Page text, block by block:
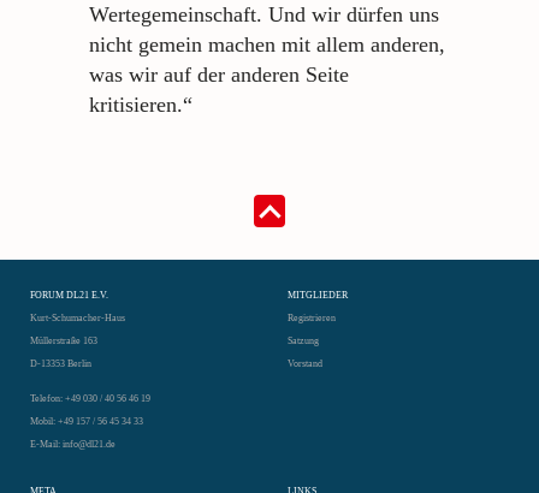
Wertegemeinschaft. Und wir dürfen uns
nicht gemein machen mit allem anderen,
was wir auf der anderen Seite
kritisieren.“
FORUM DL21 E.V.
Kurt-Schumacher-Haus
Müllerstraße 163
D-13353 Berlin
Telefon: +49 030 / 40 56 46 19
Mobil: +49 157 / 56 45 34 33
E-Mail: info@dl21.de
MITGLIEDER
Registrieren
Satzung
Vorstand
META LINKS